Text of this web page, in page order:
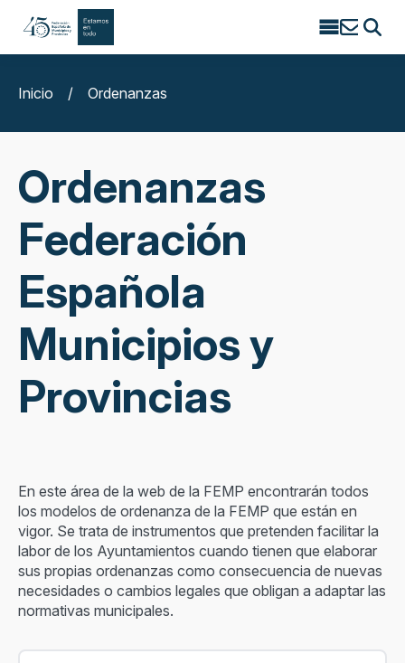
Search
Inicio
/ Ordenanzas
Ordenanzas
Federación
Española
Municipios y
Provincias
En este área de la web de la FEMP encontrarán todos
los modelos de ordenanza de la FEMP que están en
vigor. Se trata de instrumentos que pretenden facilitar la
labor de los Ayuntamientos cuando tienen que elaborar
sus propias ordenanzas como consecuencia de nuevas
necesidades o cambios legales que obligan a adaptar las
normativas municipales.